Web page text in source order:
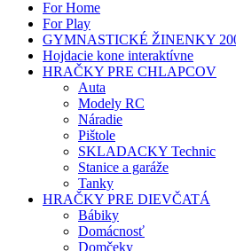
For Home
For Play
GYMNASTICKÉ ŽINENKY
Hojdacie kone interaktívne
HRAČKY PRE CHLAPCOV
Auta
Modely RC
Náradie
Pištole
SKLADACKY Technic
Stanice a garáže
Tanky
HRAČKY PRE DIEVČATÁ
Bábiky
Domácnosť
Domčeky